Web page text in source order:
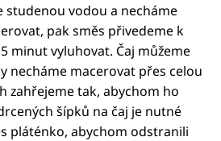
studenou vodou a necháme
pak směs přivedeme k
minut vyluhovat. Čaj můžeme
necháme macerovat přes celou
zahřejeme tak, abychom ho
šípků na čaj je nutné
pláténko, abychom odstranili